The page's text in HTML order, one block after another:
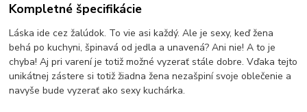
Kompletné špecifikácie
Láska ide cez žalúdok. To vie asi každý. Ale je sexy, keď žena
behá po kuchyni, špinavá od jedla a unavená? Ani nie! A to je
chyba! Aj pri varení je totiž možné vyzerať stále dobre. Vďaka tejto
unikátnej zástere si totiž žiadna žena nezašpiní svoje oblečenie a
navyše bude vyzerať ako sexy kuchárka.